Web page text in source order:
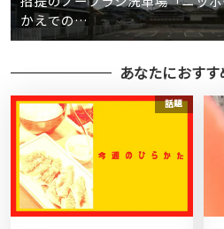
かえでの…
あなたにおす
話題